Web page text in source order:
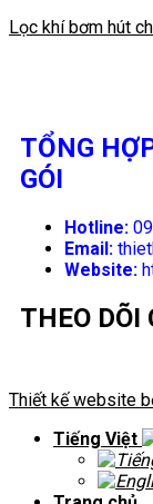
Lọc khí bơm hút
TỔNG
GÓI
Hotline:
Email:
Website:
THEO DÕI
Thiết kế website
Tiếng Việt